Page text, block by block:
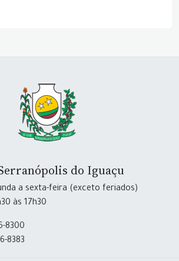
do Iguaçu
a sexta-feira (exceto feriados)
às 17h30
8300
8383